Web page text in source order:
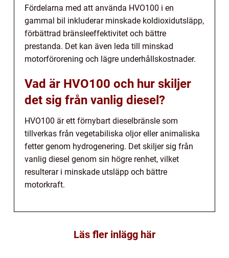
Fördelarna med att använda HVO100 i en
gammal bil inkluderar minskade koldioxidutsläpp,
förbättrad bränsleeffektivitet och bättre
prestanda. Det kan även leda till minskad
motorförorening och lägre underhållskostnader.
Vad är HVO100 och hur skiljer
det sig från vanlig diesel?
HVO100 är ett förnybart dieselbränsle som
tillverkas från vegetabiliska oljor eller animaliska
fetter genom hydrogenering. Det skiljer sig från
vanlig diesel genom sin högre renhet, vilket
resulterar i minskade utsläpp och bättre
motorkraft.
Läs fler inlägg här